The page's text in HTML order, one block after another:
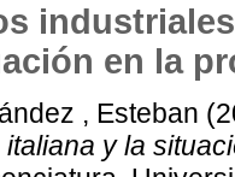
en la
, Esteban
y la